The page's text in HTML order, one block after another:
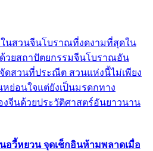
นสวนจีนโบราณที่งดงามที่สุดใน
ด้วยสถาปัตยกรรมจีนโบราณอัน
ดสวนที่ประณีต สวนแห่งนี้ไม่เพียง
ย่อนใจแต่ยังเป็นมรดกทาง
จีนด้วยประวัติศาสตร์อันยาวนาน
นอวี้หยวน จุดเช็กอินห้ามพลาดเมื่อ